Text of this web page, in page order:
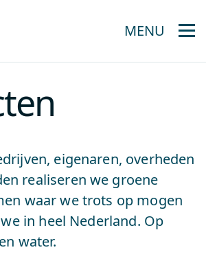
MENU
eigenaren, overheden
realiseren we groene
waar we trots op mogen
in heel Nederland. Op
water.